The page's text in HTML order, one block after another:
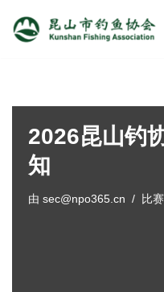
跳
文
2026昆山钓
知
由 sec@npo365.cn 比